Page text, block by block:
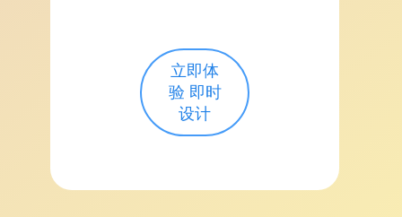
立即体
验 即时
设计